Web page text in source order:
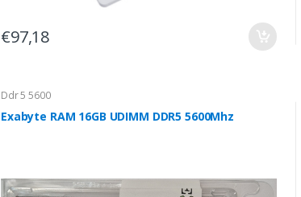
€97,18
Ddr 5 5600
Exabyte RAM 16GB UDIMM DDR5 5600Mhz